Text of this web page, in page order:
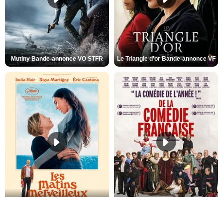
Mutiny Bande-annonce VO STFR Le Triangle d'or Bande-annonce VF